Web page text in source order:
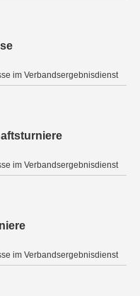
im Verbandsergebnisdienst
im Verbandsergebnisdienst
im Verbandsergebnisdienst